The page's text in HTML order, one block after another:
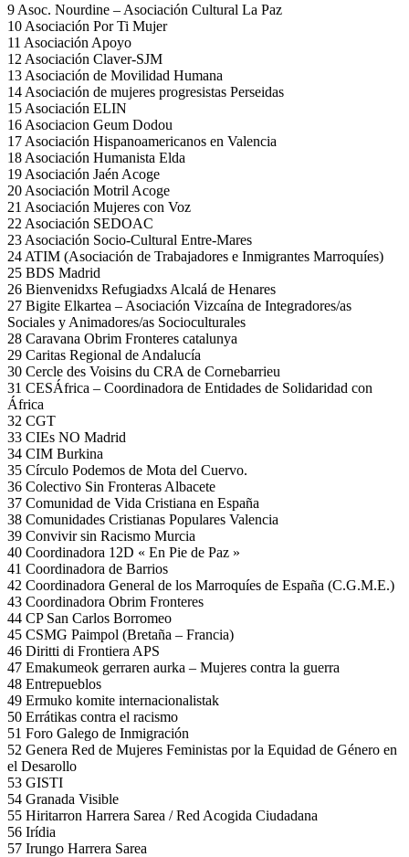
9 Asoc. Nourdine – Asociación Cultural La Paz
10 Asociación Por Ti Mujer
11 Asociación Apoyo
12 Asociación Claver-SJM
13 Asociación de Movilidad Humana
14 Asociación de mujeres progresistas Perseidas
15 Asociación ELIN
16 Asociacion Geum Dodou
17 Asociación Hispanoamericanos en Valencia
18 Asociación Humanista Elda
19 Asociación Jaén Acoge
20 Asociación Motril Acoge
21 Asociación Mujeres con Voz
22 Asociación SEDOAC
23 Asociación Socio-Cultural Entre-Mares
24 ATIM (Asociación de Trabajadores e Inmigrantes Marroquíes)
25 BDS Madrid
26 Bienvenidxs Refugiadxs Alcalá de Henares
27 Bigite Elkartea – Asociación Vizcaína de Integradores/as
Sociales y Animadores/as Socioculturales
28 Caravana Obrim Fronteres catalunya
29 Caritas Regional de Andalucía
30 Cercle des Voisins du CRA de Cornebarrieu
31 CESÁfrica – Coordinadora de Entidades de Solidaridad con
África
32 CGT
33 CIEs NO Madrid
34 CIM Burkina
35 Círculo Podemos de Mota del Cuervo.
36 Colectivo Sin Fronteras Albacete
37 Comunidad de Vida Cristiana en España
38 Comunidades Cristianas Populares Valencia
39 Convivir sin Racismo Murcia
40 Coordinadora 12D « En Pie de Paz »
41 Coordinadora de Barrios
42 Coordinadora General de los Marroquíes de España (C.G.M.E.)
43 Coordinadora Obrim Fronteres
44 CP San Carlos Borromeo
45 CSMG Paimpol (Bretaña – Francia)
46 Diritti di Frontiera APS
47 Emakumeok gerraren aurka – Mujeres contra la guerra
48 Entrepueblos
49 Ermuko komite internacionalistak
50 Errátikas contra el racismo
51 Foro Galego de Inmigración
52 Genera Red de Mujeres Feministas por la Equidad de Género en
el Desarollo
53 GISTI
54 Granada Visible
55 Hiritarron Harrera Sarea / Red Acogida Ciudadana
56 Irídia
57 Irungo Harrera Sarea